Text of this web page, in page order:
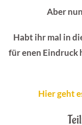
Aber
Habt ihr mal in
für enen Eindruck
Hier geht